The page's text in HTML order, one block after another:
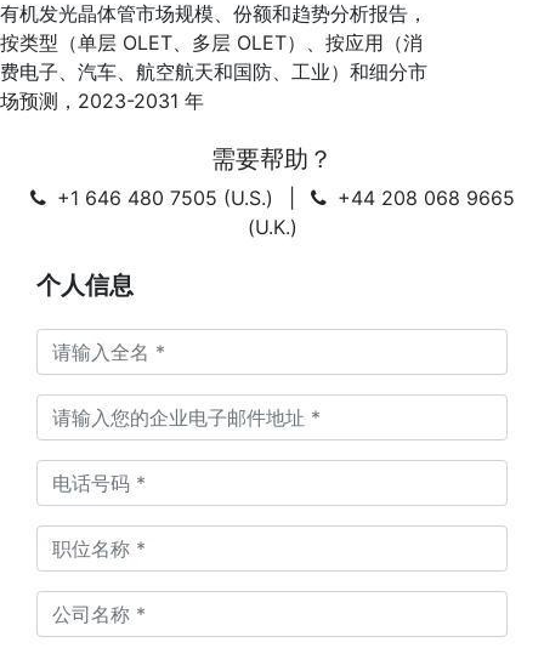
有机发光晶体管市场规模、份额和趋势分析报告，
按类型（单层 OLET、多层 OLET）、按应用（消
费电子、汽车、航空航天和国防、工业）和细分市
场预测，2023-2031 年
需要帮助？
+1 646 480 7505 (U.S.)
+44 208 068 9665
(U.K.)
个人信息